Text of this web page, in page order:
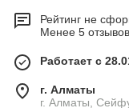
Рейтинг не
Менее 5
Работает с
г. Алматы
г. Алматы,